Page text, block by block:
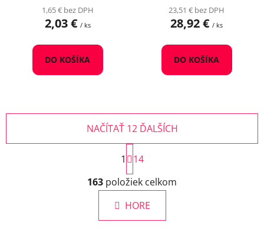
1,65 € bez DPH
2,03 € / ks
DO KOŠÍKA
23,51 € bez DPH
28,92 € / ks
DO KOŠÍKA
O
v
l
á
d
NAČÍTAŤ 12 ĎALŠÍCH
S
t
r
á
n
k
1
14
163 položiek celkom
HORE